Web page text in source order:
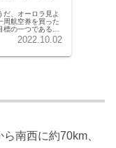
だ、オーロラ見よ
周航空券を買った
の一つである世
、世界一周にして
2022.10.02
南西に約70km、